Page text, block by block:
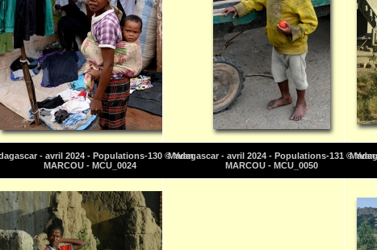
- avril 2024 - Populations-130 © Yvan
MARCOU - MCU_0024
Madagascar - avril 2024 - Populations-131 © Yvan
MARCOU - MCU_0050